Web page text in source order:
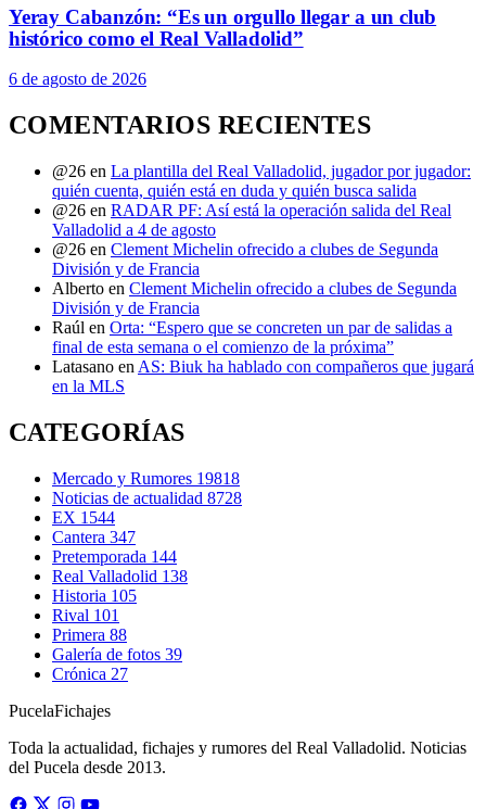
Yeray Cabanzón: “Es un orgullo llegar a un club
histórico como el Real Valladolid”
6 de agosto de 2026
COMENTARIOS RECIENTES
@26 en La plantilla del Real Valladolid, jugador por jugador:
quién cuenta, quién está en duda y quién busca salida
@26 en RADAR PF: Así está la operación salida del Real
Valladolid a 4 de agosto
@26 en Clement Michelin ofrecido a clubes de Segunda
División y de Francia
Alberto en Clement Michelin ofrecido a clubes de Segunda
División y de Francia
Raúl en Orta: “Espero que se concreten un par de salidas a
final de esta semana o el comienzo de la próxima”
Latasano en AS: Biuk ha hablado con compañeros que jugará
en la MLS
CATEGORÍAS
Mercado y Rumores 19818
Noticias de actualidad 8728
EX 1544
Cantera 347
Pretemporada 144
Real Valladolid 138
Historia 105
Rival 101
Primera 88
Galería de fotos 39
Crónica 27
PucelaFichajes
Toda la actualidad, fichajes y rumores del Real Valladolid. Noticias
del Pucela desde 2013.